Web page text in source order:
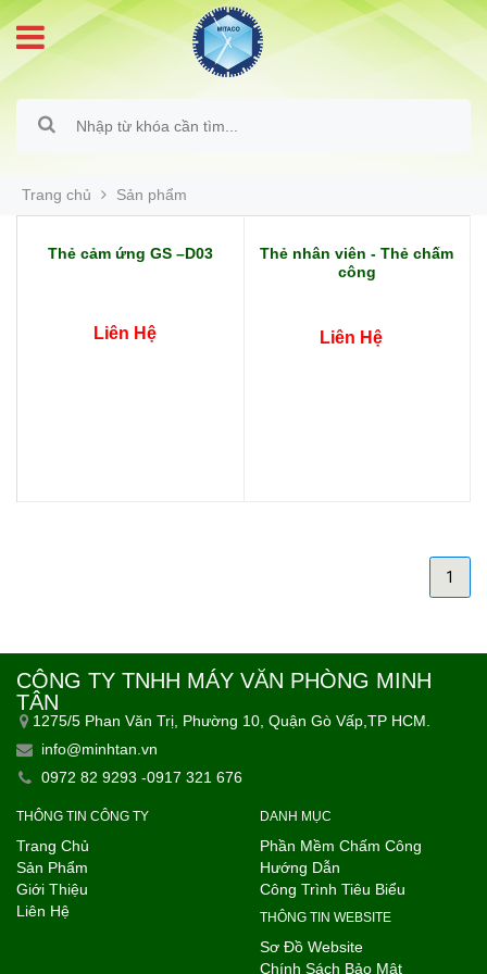
Trang chủ Sản phẩm
Thẻ cảm ứng GS –D03
Liên Hệ
Thẻ nhân viên - Thẻ chấm
công
Liên Hệ
1
CÔNG TY TNHH MÁY VĂN PHÒNG MINH
TÂN
1275/5 Phan Văn Trị, Phường 10, Quận Gò Vấp,TP HCM.
info@minhtan.vn
0972 82 9293 -0917 321 676
THÔNG TIN CÔNG TY
Trang Chủ
Sản Phẩm
Giới Thiệu
Liên Hệ
DANH MỤC
Phần Mềm Chấm Công
Hướng Dẫn
Công Trình Tiêu Biểu
THÔNG TIN WEBSITE
Sơ Đồ Website
Chính Sách Bảo Mật